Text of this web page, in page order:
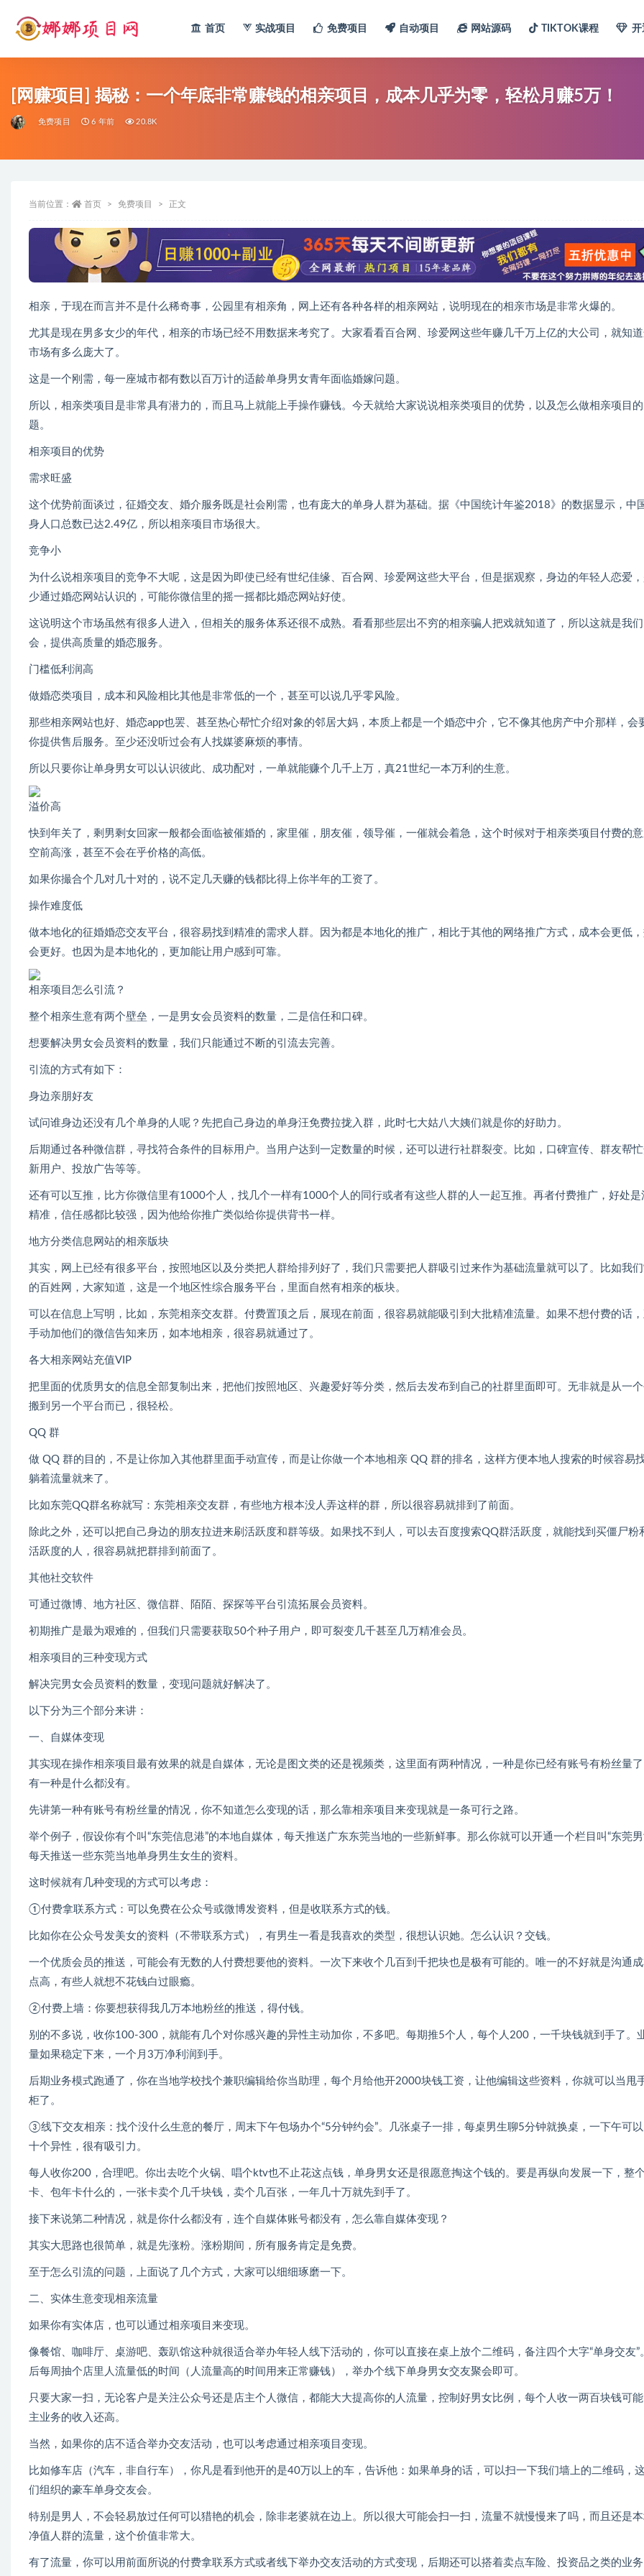
首页 实战项目 免费项目 自动项目 网站源码 TIKTOK课程 开
[网赚项目] 揭秘：一个年底非常赚钱的相亲项目，成本几乎为零，轻松月赚5万！
免费项目 6 年前 20.8K
当前位置： 首页 免费项目 正文
相亲，于现在而言并不是什么稀奇事，公园里有相亲角，网上还有各种各样的相亲网站，说明现在的相亲市场是非常火爆的。
尤其是现在男多女少的年代，相亲的市场已经不用数据来考究了。大家看看百合网、珍爱网这些年赚几千万上亿的大公司，就知
市场有多么庞大了。
这是一个刚需，每一座城市都有数以百万计的适龄单身男女青年面临婚嫁问题。
所以，相亲类项目是非常具有潜力的，而且马上就能上手操作赚钱。今天就给大家说说相亲类项目的优势，以及怎么做相亲项目的
题。
相亲项目的优势
需求旺盛
这个优势前面谈过，征婚交友、婚介服务既是社会刚需，也有庞大的单身人群为基础。据《中国统计年鉴2018》的数据显示，中
身人口总数已达2.49亿，所以相亲项目市场很大。
竞争小
为什么说相亲项目的竞争不大呢，这是因为即使已经有世纪佳缘、百合网、珍爱网这些大平台，但是据观察，身边的年轻人恋爱
少通过婚恋网站认识的，可能你微信里的摇一摇都比婚恋网站好使。
这说明这个市场虽然有很多人进入，但相关的服务体系还很不成熟。看看那些层出不穷的相亲骗人把戏就知道了，所以这就是我
会，提供高质量的婚恋服务。
门槛低利润高
做婚恋类项目，成本和风险相比其他是非常低的一个，甚至可以说几乎零风险。
那些相亲网站也好、婚恋app也罢、甚至热心帮忙介绍对象的邻居大妈，本质上都是一个婚恋中介，它不像其他房产中介那样，会
你提供售后服务。至少还没听过会有人找媒婆麻烦的事情。
所以只要你让单身男女可以认识彼此、成功配对，一单就能赚个几千上万，真21世纪一本万利的生意。
溢价高
快到年关了，剩男剩女回家一般都会面临被催婚的，家里催，朋友催，领导催，一催就会着急，这个时候对于相亲类项目付费的
空前高涨，甚至不会在乎价格的高低。
如果你撮合个几对几十对的，说不定几天赚的钱都比得上你半年的工资了。
操作难度低
做本地化的征婚婚恋交友平台，很容易找到精准的需求人群。因为都是本地化的推广，相比于其他的网络推广方式，成本会更低
会更好。也因为是本地化的，更加能让用户感到可靠。
相亲项目怎么引流？
整个相亲生意有两个壁垒，一是男女会员资料的数量，二是信任和口碑。
想要解决男女会员资料的数量，我们只能通过不断的引流去完善。
引流的方式有如下：
身边亲朋好友
试问谁身边还没有几个单身的人呢？先把自己身边的单身汪免费拉拢入群，此时七大姑八大姨们就是你的好助力。
后期通过各种微信群，寻找符合条件的目标用户。当用户达到一定数量的时候，还可以进行社群裂变。比如，口碑宣传、群友帮
新用户、投放广告等等。
还有可以互推，比方你微信里有1000个人，找几个一样有1000个人的同行或者有这些人群的人一起互推。再者付费推广，好处是
精准，信任感都比较强，因为他给你推广类似给你提供背书一样。
地方分类信息网站的相亲版块
其实，网上已经有很多平台，按照地区以及分类把人群给排列好了，我们只需要把人群吸引过来作为基础流量就可以了。比如我
的百姓网，大家知道，这是一个地区性综合服务平台，里面自然有相亲的板块。
可以在信息上写明，比如，东莞相亲交友群。付费置顶之后，展现在前面，很容易就能吸引到大批精准流量。如果不想付费的话
手动加他们的微信告知来历，如本地相亲，很容易就通过了。
各大相亲网站充值VIP
把里面的优质男女的信息全部复制出来，把他们按照地区、兴趣爱好等分类，然后去发布到自己的社群里面即可。无非就是从一
搬到另一个平台而已，很轻松。
QQ 群
做 QQ 群的目的，不是让你加入其他群里面手动宣传，而是让你做一个本地相亲 QQ 群的排名，这样方便本地人搜索的时候容易找
躺着流量就来了。
比如东莞QQ群名称就写：东莞相亲交友群，有些地方根本没人弄这样的群，所以很容易就排到了前面。
除此之外，还可以把自己身边的朋友拉进来刷活跃度和群等级。如果找不到人，可以去百度搜索QQ群活跃度，就能找到买僵尸粉
活跃度的人，很容易就把群排到前面了。
其他社交软件
可通过微博、地方社区、微信群、陌陌、探探等平台引流拓展会员资料。
初期推广是最为艰难的，但我们只需要获取50个种子用户，即可裂变几千甚至几万精准会员。
相亲项目的三种变现方式
解决完男女会员资料的数量，变现问题就好解决了。
以下分为三个部分来讲：
一、自媒体变现
其实现在操作相亲项目最有效果的就是自媒体，无论是图文类的还是视频类，这里面有两种情况，一种是你已经有账号有粉丝量
有一种是什么都没有。
先讲第一种有账号有粉丝量的情况，你不知道怎么变现的话，那么靠相亲项目来变现就是一条可行之路。
举个例子，假设你有个叫“东莞信息港”的本地自媒体，每天推送广东东莞当地的一些新鲜事。那么你就可以开通一个栏目叫“东莞男
每天推送一些东莞当地单身男生女生的资料。
这时候就有几种变现的方式可以考虑：
①付费拿联系方式：可以免费在公众号或微博发资料，但是收联系方式的钱。
比如你在公众号发美女的资料（不带联系方式），有男生一看是我喜欢的类型，很想认识她。怎么认识？交钱。
一个优质会员的推送，可能会有无数的人付费想要他的资料。一次下来收个几百到千把块也是极有可能的。唯一的不好就是沟通
点高，有些人就想不花钱白过眼瘾。
②付费上墙：你要想获得我几万本地粉丝的推送，得付钱。
别的不多说，收你100-300，就能有几个对你感兴趣的异性主动加你，不多吧。每期推5个人，每个人200，一千块钱就到手了。
量如果稳定下来，一个月3万净利润到手。
后期业务模式跑通了，你在当地学校找个兼职编辑给你当助理，每个月给他开2000块钱工资，让他编辑这些资料，你就可以当甩
柜了。
③线下交友相亲：找个没什么生意的餐厅，周末下午包场办个“5分钟约会”。几张桌子一排，每桌男生聊5分钟就换桌，一下午可
十个异性，很有吸引力。
每人收你200，合理吧。你出去吃个火锅、唱个ktv也不止花这点钱，单身男女还是很愿意掏这个钱的。要是再纵向发展一下，整
卡、包年卡什么的，一张卡卖个几千块钱，卖个几百张，一年几十万就先到手了。
接下来说第二种情况，就是你什么都没有，连个自媒体账号都没有，怎么靠自媒体变现？
其实大思路也很简单，就是先涨粉。涨粉期间，所有服务肯定是免费。
至于怎么引流的问题，上面说了几个方式，大家可以细细琢磨一下。
二、实体生意变现相亲流量
如果你有实体店，也可以通过相亲项目来变现。
像餐馆、咖啡厅、桌游吧、轰趴馆这种就很适合举办年轻人线下活动的，你可以直接在桌上放个二维码，备注四个大字“单身交友”
后每周抽个店里人流量低的时间（人流量高的时间用来正常赚钱），举办个线下单身男女交友聚会即可。
只要大家一扫，无论客户是关注公众号还是店主个人微信，都能大大提高你的人流量，控制好男女比例，每个人收一两百块钱可
主业务的收入还高。
当然，如果你的店不适合举办交友活动，也可以考虑通过相亲项目变现。
比如修车店（汽车，非自行车），你凡是看到他开的是40万以上的车，告诉他：如果单身的话，可以扫一下我们墙上的二维码，
们组织的豪车单身交友会。
特别是男人，不会轻易放过任何可以猎艳的机会，除非老婆就在边上。所以很大可能会扫一扫，流量不就慢慢来了吗，而且还是
净值人群的流量，这个价值非常大。
有了流量，你可以用前面所说的付费拿联系方式或者线下举办交友活动的方式变现，后期还可以搭着卖点车险、投资品之类的业务